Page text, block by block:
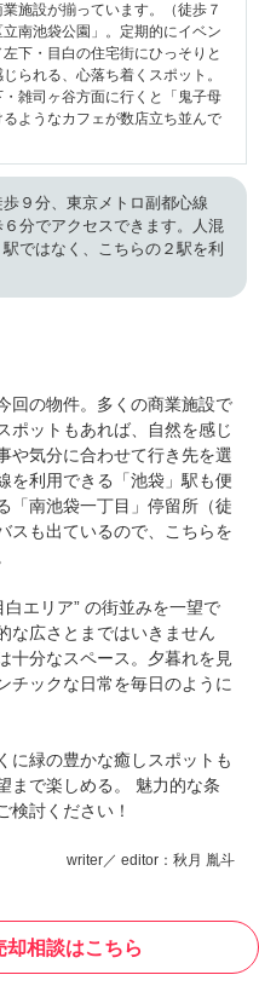
施設が揃っています。（徒歩７
南池袋公園」。定期的にイベン
下・目白の住宅街にひっそりと
られる、心落ち着くスポット。
雑司ヶ谷方面に行くと「鬼子母
ようなカフェが数店立ち並んで
９分、東京メトロ副都心線
６分でアクセスできます。人混
ではなく、こちらの２駅を利
回の物件。多くの商業施設で
ポットもあれば、自然を感じ
や気分に合わせて行き先を選
を利用できる「池袋」駅も便
「南池袋一丁目」停留所（徒
スも出ているので、こちらを
エリア” の街並みを一望で
な広さとまではいきません
十分なスペース。夕暮れを見
チックな日常を毎日のように
に緑の豊かな癒しスポットも
まで楽しめる。 魅力的な条
検討ください！
writer／ editor：秋月 胤斗
却相談はこちら